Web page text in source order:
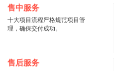
售中服务
十大项目流程严格规范项目管
理，确保交付成功。
售后服务